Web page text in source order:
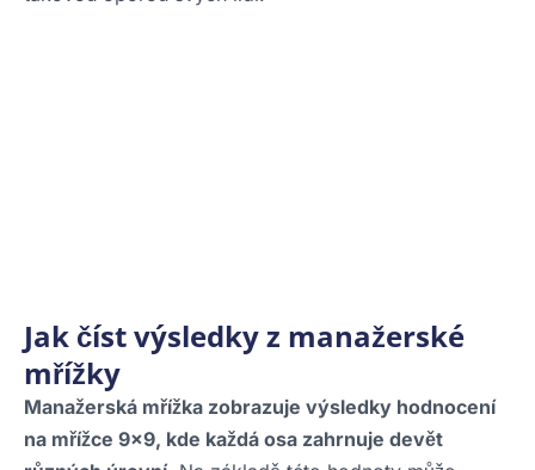
Jak číst výsledky z manažerské
mřížky
Manažerská mřížka zobrazuje výsledky hodnocení
na mřížce 9×9, kde každá osa zahrnuje devět